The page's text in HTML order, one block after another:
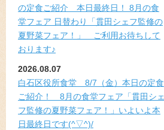
の定食ご紹介 本日最終日！ 8月の食
堂フェア 日替わり「貫田シェフ監修の
夏野菜フェア！」 ご利用お待ちして
おります♪
2026.08.07
白石区役所食堂 8/7（金）本日の定食
ご紹介！ 8月の食堂フェア「貫田シェ
フ監修の夏野菜フェア！」いよいよ本
日最終日です(^▽^)/